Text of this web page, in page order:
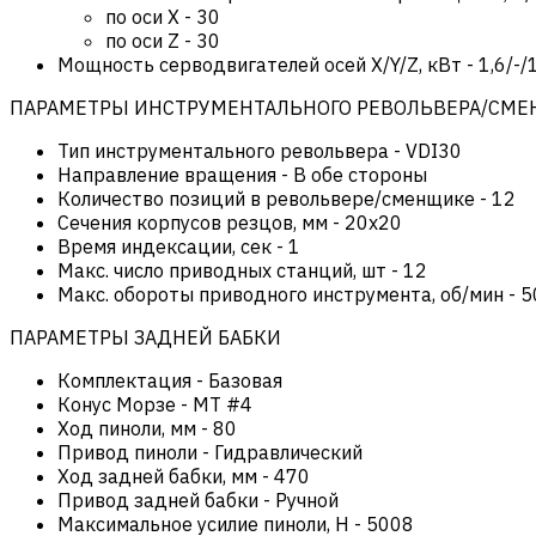
по оси Х - 30
по оси Z - 30
Мощность серводвигателей осей X/Y/Z, кВт - 1,6/-/
ПАРАМЕТРЫ ИНСТРУМЕНТАЛЬНОГО РЕВОЛЬВЕРА/
Тип инструментального револьвера - VDI30
Направление вращения - В обе стороны
Количество позиций в револьвере/сменщике - 12
Сечения корпусов резцов, мм - 20х20
Время индексации, сек - 1
Макс. число приводных станций, шт - 12
Макс. обороты приводного инструмента, об/мин -
ПАРАМЕТРЫ ЗАДНЕЙ БАБКИ
Комплектация - Базовая
Конус Морзе - MT #4
Ход пиноли, мм - 80
Привод пиноли - Гидравлический
Ход задней бабки, мм - 470
Привод задней бабки - Ручной
Максимальное усилие пиноли, Н - 5008